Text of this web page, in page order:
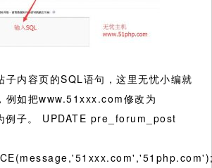
子内容页的SQL语句，这里无忧小编就
例如把www.51xxx.com修改为
例子。 UPDATE pre_forum_post